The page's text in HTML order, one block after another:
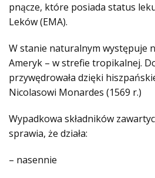
pnącze, które posiada status
Leków (EMA).
W stanie naturalnym występuje
Ameryk – w strefie tropikalnej.
przywędrowała dzięki
Nicolasowi Monardes (1569 r.)
Wypadkowa składników
sprawia, że działa:
– nasennie